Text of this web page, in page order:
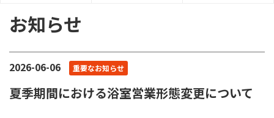
お知らせ
2026-06-06 重要なお知らせ
夏季期間における浴室営業形態変更について